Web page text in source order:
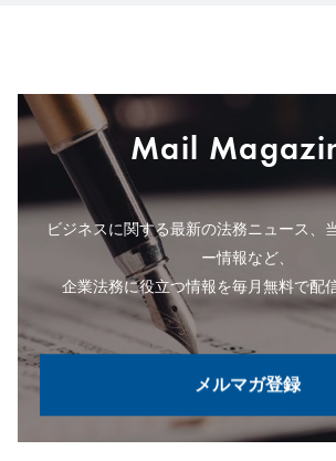
Mail
ビジネスに関する最新の法務ニュース、
ー情報など、
企業法務に役立つ情報を毎月無料で配
メルマガ登録